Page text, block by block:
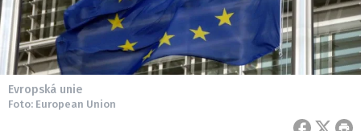
Evropská unie
Foto: European Union